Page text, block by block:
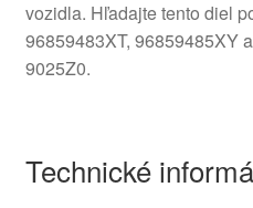
vozidla. Hľadajte tento diel
96859483XT, 96859485XY
9025Z0.
Technické